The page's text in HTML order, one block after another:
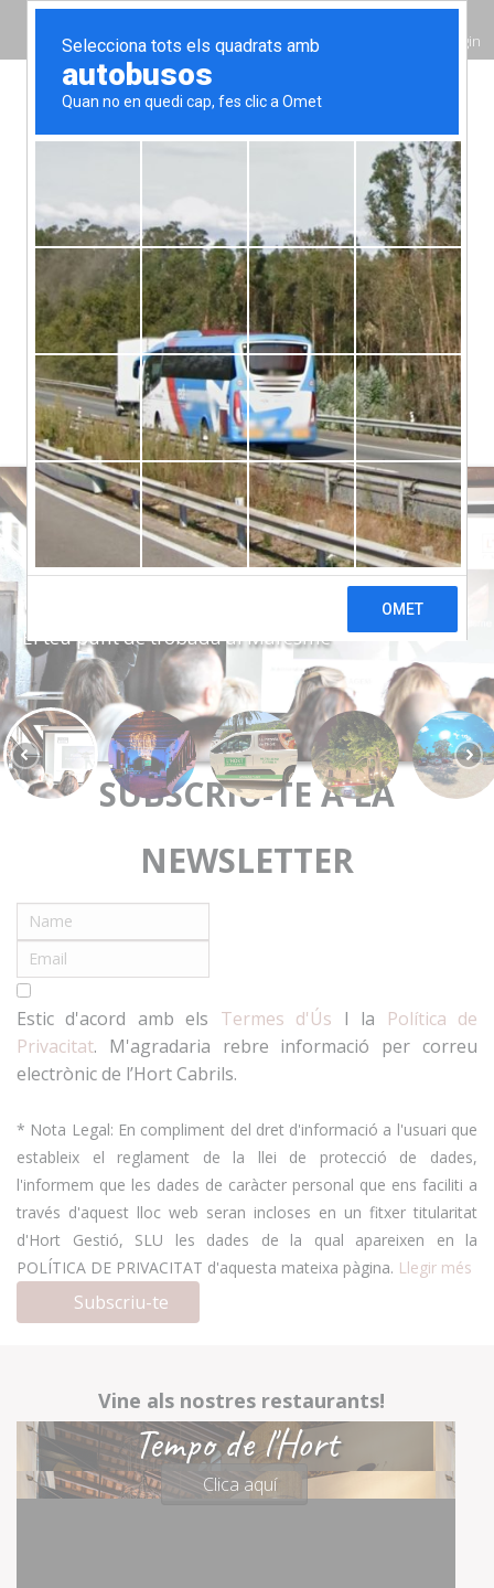
Login
937508671 info@hort.cat
L'Hort Business
El teu punt de trobada al Maresme
SUBSCRIU-TE A LA
NEWSLETTER
Estic d'acord amb els Termes d'Ús I la
Política de
Privacitat. M'agradaria rebre informació per correu
electrònic de l’Hort Cabrils.
* Nota Legal: En compliment del dret d'informació a l'usuari que
estableix el reglament de la llei de protecció de dades,
l'informem que les dades de caràcter personal que ens faciliti a
través d'aquest lloc web seran incloses en un fitxer titularitat
d'Hort Gestió, SLU les dades de la qual apareixen en la
POLÍTICA DE PRIVACITAT d'aquesta mateixa pàgina. Llegir més
Subscriu-te
Vine als nostres restaurants!
Tempo de l'Hort
Clica aquí